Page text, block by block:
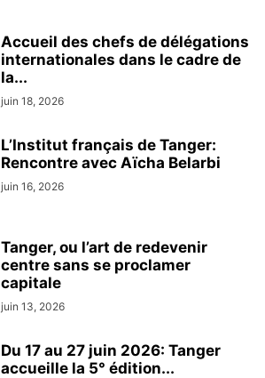
Accueil des chefs de délégations
internationales dans le cadre de
la...
juin 18, 2026
L’Institut français de Tanger:
Rencontre avec Aïcha Belarbi
juin 16, 2026
Tanger, ou l’art de redevenir
centre sans se proclamer
capitale
juin 13, 2026
Du 17 au 27 juin 2026: Tanger
accueille la 5° édition...